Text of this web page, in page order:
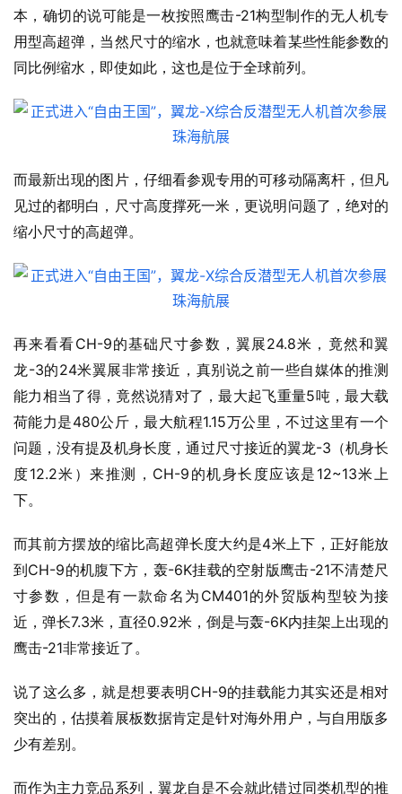
本，确切的说可能是一枚按照鹰击-21构型制作的无人机专
用型高超弹，当然尺寸的缩水，也就意味着某些性能参数的
同比例缩水，即使如此，这也是位于全球前列。
而最新出现的图片，仔细看参观专用的可移动隔离杆，但凡
见过的都明白，尺寸高度撑死一米，更说明问题了，绝对的
缩小尺寸的高超弹。
再来看看CH-9的基础尺寸参数，翼展24.8米，竟然和翼
龙-3的24米翼展非常接近，真别说之前一些自媒体的推测
能力相当了得，竟然说猜对了，最大起飞重量5吨，最大载
荷能力是480公斤，最大航程1.15万公里，不过这里有一个
问题，没有提及机身长度，通过尺寸接近的翼龙-3 （机身长
度12.2米）来推测， CH-9 的机身长度应该是 12~13米上
下。
而其前方摆放的缩比高超弹长度大约是4米上下，正好能放
到 CH-9的机腹下方，轰-6K挂载的空射版鹰击-21不清楚尺
寸参数，但是有一款命名为 CM401的外贸版构型较为接
近，弹长7.3米，直径0.92米，倒是与轰-6K内挂架上出现的
鹰击-21非常接近了。
说了这么多，就是想要表明 CH-9的挂载能力其实还是相对
突出的，估摸着展板数据肯定是针对海外用户，与自用版多
少有差别。
而作为主力竞品系列，翼龙自是不会就此错过同类机型的推